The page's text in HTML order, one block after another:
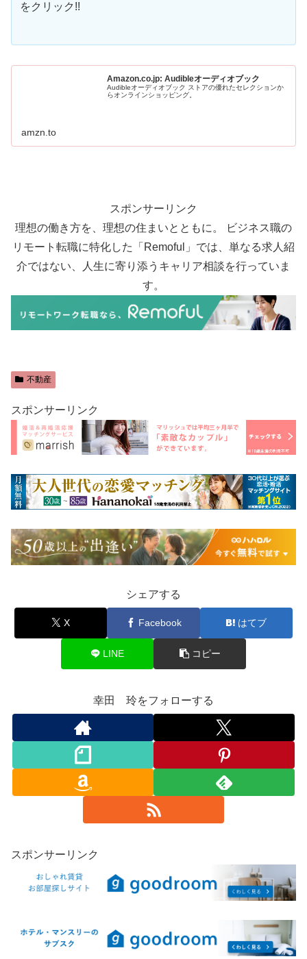
をクリック!!
Amazon.co.jp: Audibleオーディオブック
Audibleオーディオブック ストアの優れたセレクションか
らオンラインショッピング。
amzn.to
スポンサーリンク
理想の働き方を、理想の住まいとともに。 ビジネス職の
リモート転職に特化した「Remoful」では、単なる求人紹
介ではない、人生に寄り添うキャリア相談を行っていま
す。
不動産
スポンサーリンク
シェアする
X Facebook はてブ
LINE コピー
幸田 玲をフォローする
スポンサーリンク